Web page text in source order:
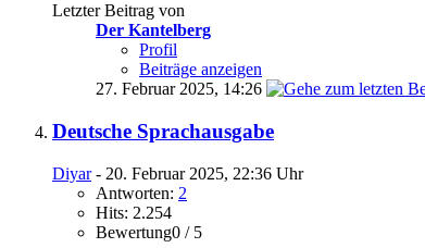
Letzter Beitrag von
Der Kantelberg
Profil
Beiträge anzeigen
27. Februar 2025, 14:26
Deutsche Sprachausgabe
Diyar- 20. Februar 2025, 22:36 Uhr
Antworten: 2
Hits: 2.254
Bewertung0 / 5